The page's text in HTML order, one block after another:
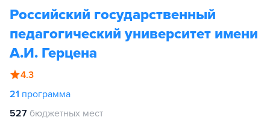
Российский государственный
педагогический университет имени
А.И. Герцена
4.3
21 программа
527 бюджетных мест